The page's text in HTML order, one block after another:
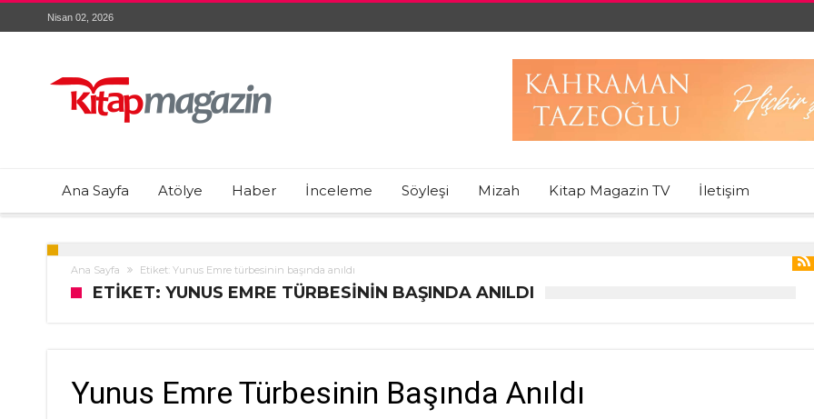
Nisan 02, 2026
Ana Sayfa Atölye Haber İnceleme Söyleşi Mizah Kitap Magazin TV İletişim
Ana Sayfa Etiket: Yunus Emre türbesinin başında anıldı
ETIKET: YUNUS EMRE TÜRBESININ BAŞINDA ANILDI
Yunus Emre Türbesinin Başında Anıldı